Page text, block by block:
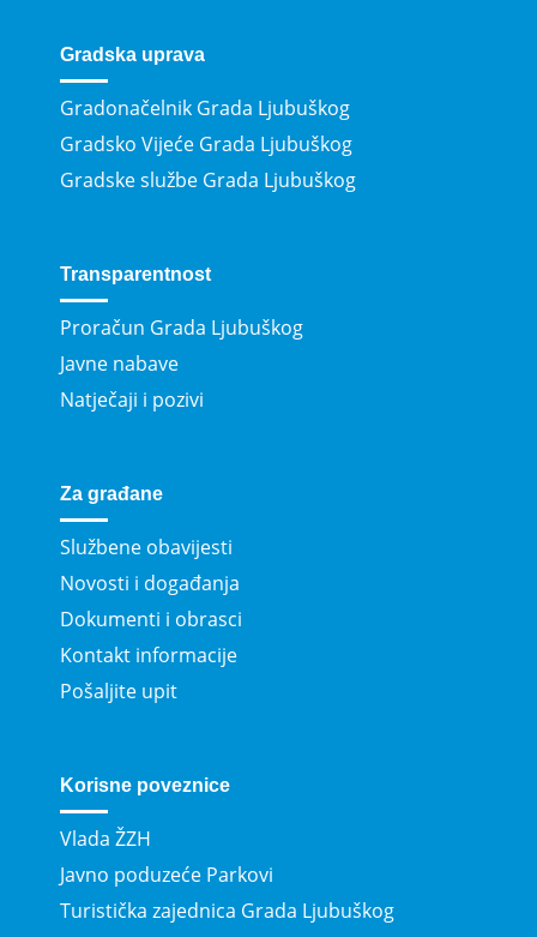
Gradska uprava
Gradonačelnik Grada Ljubuškog
Gradsko Vijeće Grada Ljubuškog
Gradske službe Grada Ljubuškog
Transparentnost
Proračun Grada Ljubuškog
Javne nabave
Natječaji i pozivi
Za građane
Službene obavijesti
Novosti i događanja
Dokumenti i obrasci
Kontakt informacije
Pošaljite upit
Korisne poveznice
Vlada ŽZH
Javno poduzeće Parkovi
Turistička zajednica Grada Ljubuškog